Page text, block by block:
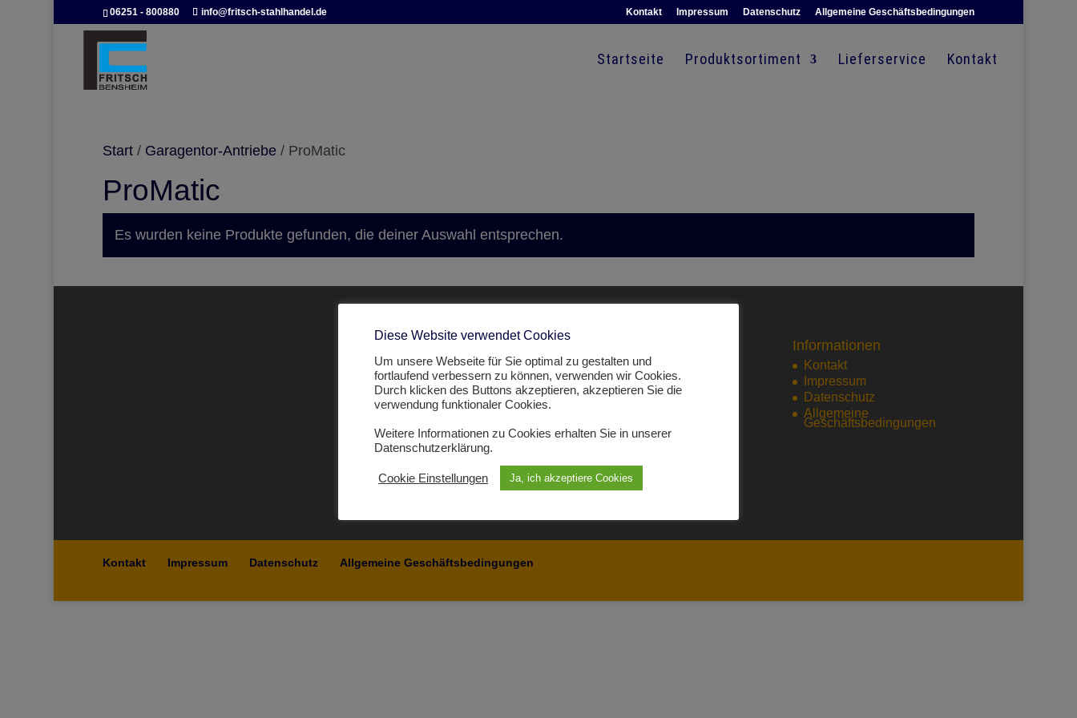
06251 - 800880 info@fritsch-stahlhandel.de Kontakt Impressum Datenschutz Allgemeine Geschäftsbedingungen
Startseite Produktsortiment Lieferservice Kontakt
Start/ Garagentor-Antriebe/ ProMatic
ProMatic
Es wurden keine Produkte gefunden, die deiner Auswahl entsprechen.
Fritsch GmbH
Stahlhandel
64625 Bensheim
Email: info@fritsch-
stahlhandel.de
Informationen
Kontakt
Impressum
Datenschutz
Allgemeine
Geschäftsbedingungen
Kontakt Impressum Datenschutz Allgemeine Geschäftsbedingungen
Diese Website verwendet Cookies
Um unsere Webseite für Sie optimal zu gestalten und
fortlaufend verbessern zu können, verwenden wir Cookies.
Durch klicken des Buttons akzeptieren, akzeptieren Sie die
verwendung funktionaler Cookies.
Weitere Informationen zu Cookies erhalten Sie in unserer
Datenschutzerklärung.
Cookie Einstellungen Ja, ich akzeptiere Cookies